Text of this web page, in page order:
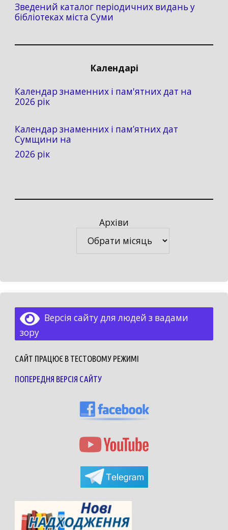
Зведений каталог періодичних видань у
бібліотеках міста Суми
Календарі
Календар знаменних і пам'ятних дат на
2026 рік
Календар знаменних і пам’ятних дат
Сумщини на
2026 рік
Архіви
Версія сайту для людей з вадами
зору
САЙТ ПРАЦЮЄ В ТЕСТОВОМУ РЕЖИМІ
ПОПЕРЕДНЯ ВЕРСІЯ САЙТУ